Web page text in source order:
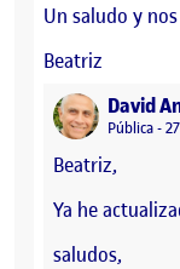
Un saludo y
Beatriz
David
Visibilidad:
Pública
Beatriz,
Ya he
saludos,